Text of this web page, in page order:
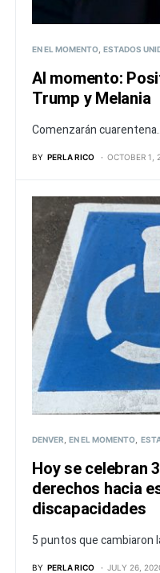
EN EL MOMENTO ESTADOS
Al momento:
Trump y Melania
Comenzarán
BY PERLA RICO OCTOBER 1,
DENVER EN EL MOMENTO
Hoy se celebran
derechos hacia
discapacidades
5 puntos que cambiaron
BY PERLA RICO JULY 26,